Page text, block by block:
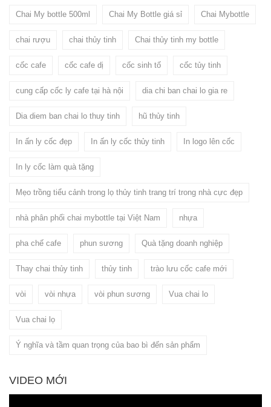
Chai My bottle 500ml Chai My Bottle giá sỉ Chai Mybottle
chai rượu chai thủy tinh Chai thủy tinh my bottle
cốc cafe cốc cafe dị cốc sinh tố cốc tủy tinh
cung cấp cốc ly cafe tại hà nội dia chi ban chai lo gia re
Dia diem ban chai lo thuy tinh hũ thủy tinh
In ấn ly cốc đẹp In ấn ly cốc thủy tinh In logo lên cốc
In ly cốc làm quà tặng
Mẹo trồng tiểu cảnh trong lọ thủy tinh trang trí trong nhà cực đẹp
nhà phân phối chai mybottle tại Việt Nam nhựa
pha chế cafe phun sương Quà tặng doanh nghiệp
Thay chai thủy tinh thủy tinh trào lưu cốc cafe mới
vòi vòi nhựa vòi phun sương Vua chai lo
Vua chai lọ
Ý nghĩa và tầm quan trọng của bao bì đến sản phẩm
VIDEO MỚI